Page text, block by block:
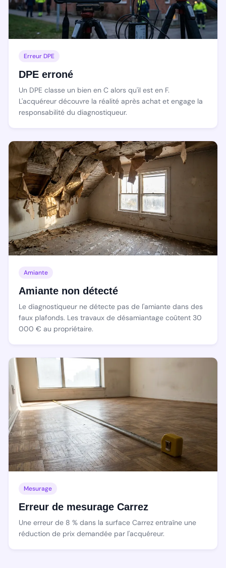
Erreur DPE
DPE erroné
Un DPE classe un bien en C alors qu'il est en F.
L'acquéreur découvre la réalité après achat et engage la
responsabilité du diagnostiqueur.
Amiante
Amiante non détecté
Le diagnostiqueur ne détecte pas de l'amiante dans des
faux plafonds. Les travaux de désamiantage coûtent 30
000 € au propriétaire.
Mesurage
Erreur de mesurage Carrez
Une erreur de 8 % dans la surface Carrez entraîne une
réduction de prix demandée par l'acquéreur.